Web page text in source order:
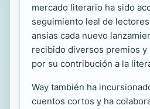
mercado literario ha sido
seguimiento leal de
ansias cada nuevo
recibido diversos premios
por su contribución a la
Way también ha
cuentos cortos y ha